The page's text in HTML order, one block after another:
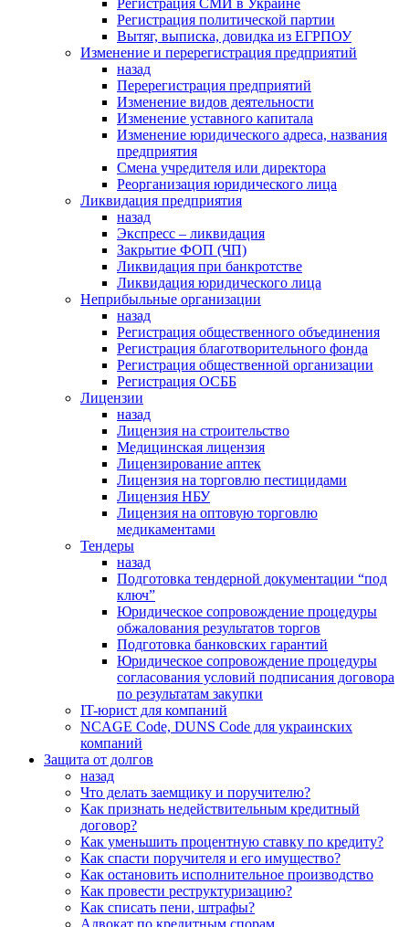
Регистрация СМИ в Украине
Регистрация политической партии
Вытяг, выписка, довидка из ЕГРПОУ
Изменение и перерегистрация предприятий
назад
Перерегистрация предприятий
Изменение видов деятельности
Изменение уставного капитала
Изменение юридического адреса, названия
предприятия
Смена учредителя или директора
Реорганизация юридического лица
Ликвидация предприятия
назад
Экспресс – ликвидация
Закрытие ФОП (ЧП)
Ликвидация при банкротстве
Ликвидация юридического лица
Неприбыльные организации
назад
Регистрация общественного объединения
Регистрация благотворительного фонда
Регистрация общественной организации
Регистрация ОСББ
Лицензии
назад
Лицензия на строительство
Медицинская лицензия
Лицензирование аптек
Лицензия на торговлю пестицидами
Лицензия НБУ
Лицензия на оптовую торговлю
медикаментами
Тендеры
назад
Подготовка тендерной документации “под
ключ”
Юридическое сопровождение процедуры
обжалования результатов торгов
Подготовка банковских гарантий
Юридическое сопровождение процедуры
согласования условий подписания договора
по результатам закупки
IT-юрист для компаний
NCAGE Code, DUNS Code для украинских
компаний
Защита от долгов
назад
Что делать заемщику и поручителю?
Как признать недействительным кредитный
договор?
Как уменьшить процентную ставку по кредиту?
Как спасти поручителя и его имущество?
Как остановить исполнительное производство
Как провести реструктуризацию?
Как списать пени, штрафы?
Адвокат по кредитным спорам